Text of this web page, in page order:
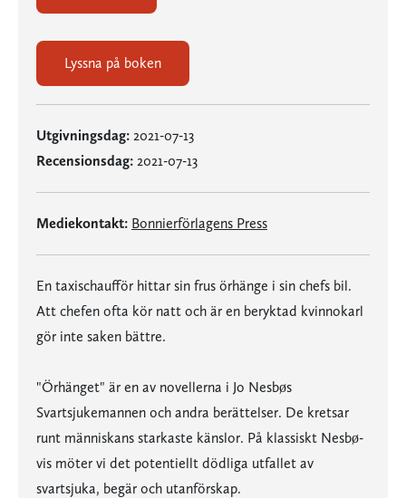
Lyssna på boken
Utgivningsdag: 2021-07-13
Recensionsdag: 2021-07-13
Mediekontakt: Bonnierförlagens Press
En taxischaufför hittar sin frus örhänge i sin chefs bil.
Att chefen ofta kör natt och är en beryktad kvinnokarl
gör inte saken bättre.
"Örhänget" är en av novellerna i Jo Nesbøs
Svartsjukemannen och andra berättelser. De kretsar
runt människans starkaste känslor. På klassiskt Nesbø-
vis möter vi det potentiellt dödliga utfallet av
svartsjuka, begär och utanförskap.